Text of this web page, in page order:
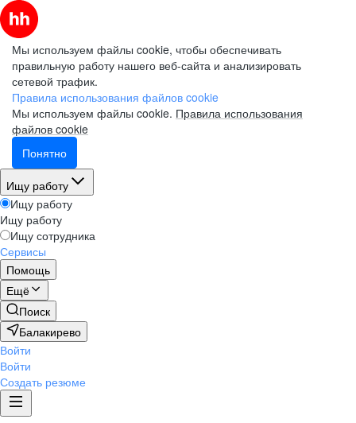
Мы используем файлы cookie, чтобы обеспечивать
правильную работу нашего веб-сайта и анализировать
сетевой трафик.
Правила использования файлов cookie
Мы используем файлы cookie. Правила использования
файлов cookie
Понятно
Ищу работу
Ищу работу
Ищу работу
Ищу сотрудника
Сервисы
Помощь
Ещё
Поиск
Балакирево
Войти
Войти
Создать резюме